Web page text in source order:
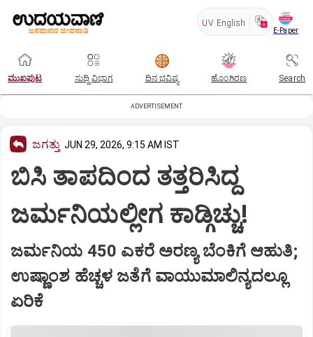
UV English
E-Paper
ಮುಖಪುಟ ಸುದ್ದಿ ವಿಭಾಗ ದಿನ ಭವಿಷ್ಯ ಹೊಂಗಿರಣ Search
ADVERTISEMENT
ಜಗತ್ತು JUN 29, 2026, 9:15 AM IST
ಬಿಸಿ ತಾಪದಿಂದ ತತ್ತರಿಸಿದ್ದ
ಜರ್ಮನಿಯಲ್ಲೀಗ ಕಾಡ್ಗಿಚ್ಚು!
ಜರ್ಮನಿಯ 450 ಎಕರೆ ಅರಣ್ಯ ಬೆಂಕಿಗೆ ಆಹುತಿ;
ಉಷ್ಣಾಂಶ ಹೆಚ್ಚಳ ಜತೆಗೆ ವಾಯುಮಾಲಿನ್ಯದಲ್ಲೂ
ಏರಿಕೆ